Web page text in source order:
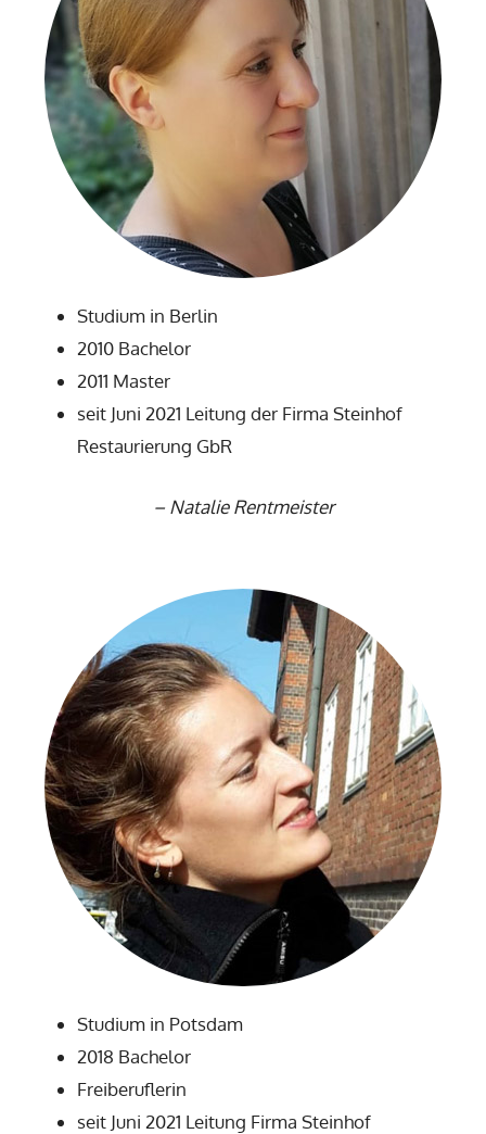
Studium in Berlin
2010 Bachelor
2011 Master
seit Juni 2021 Leitung der Firma Steinhof
Restaurierung GbR
– Natalie Rentmeister
Studium in Potsdam
2018 Bachelor
Freiberuflerin
seit Juni 2021 Leitung Firma Steinhof